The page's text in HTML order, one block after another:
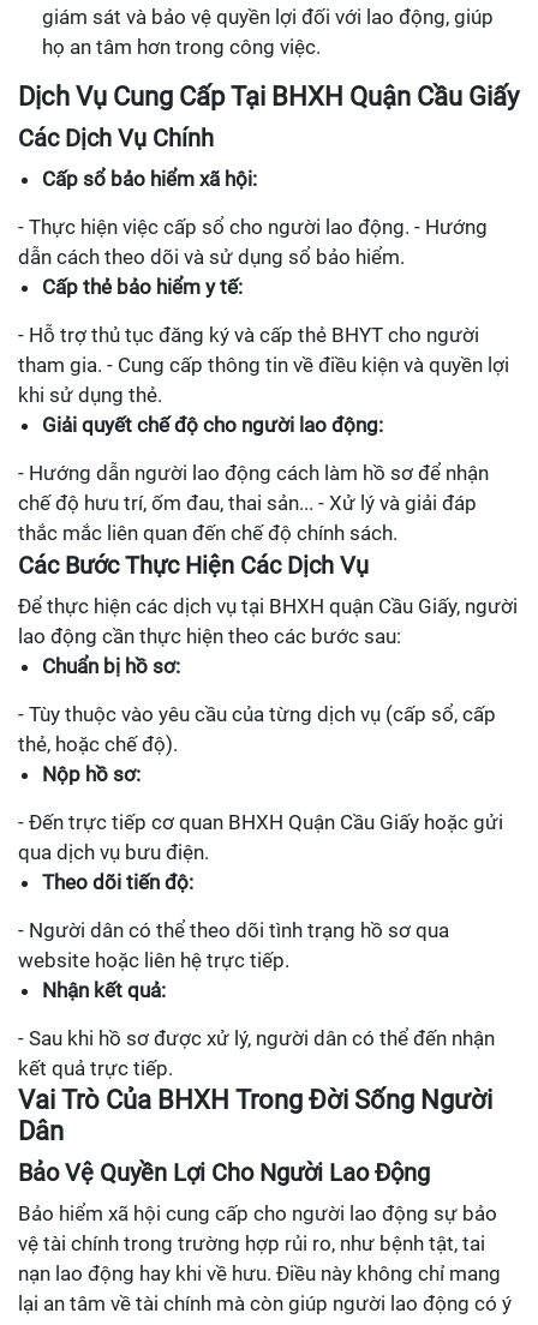
giám sát và bảo vệ quyền lợi đối với lao động, giúp
họ an tâm hơn trong công việc.
Dịch Vụ Cung Cấp Tại BHXH Quận Cầu Giấy
Các Dịch Vụ Chính
Cấp sổ bảo hiểm xã hội:
- Thực hiện việc cấp sổ cho người lao động. - Hướng
dẫn cách theo dõi và sử dụng sổ bảo hiểm.
Cấp thẻ bảo hiểm y tế:
- Hỗ trợ thủ tục đăng ký và cấp thẻ BHYT cho người
tham gia. - Cung cấp thông tin về điều kiện và quyền lợi
khi sử dụng thẻ.
Giải quyết chế độ cho người lao động:
- Hướng dẫn người lao động cách làm hồ sơ để nhận
chế độ hưu trí, ốm đau, thai sản... - Xử lý và giải đáp
thắc mắc liên quan đến chế độ chính sách.
Các Bước Thực Hiện Các Dịch Vụ
Để thực hiện các dịch vụ tại BHXH quận Cầu Giấy, người
lao động cần thực hiện theo các bước sau:
Chuẩn bị hồ sơ:
- Tùy thuộc vào yêu cầu của từng dịch vụ (cấp sổ, cấp
thẻ, hoặc chế độ).
Nộp hồ sơ:
- Đến trực tiếp cơ quan BHXH Quận Cầu Giấy hoặc gửi
qua dịch vụ bưu điện.
Theo dõi tiến độ:
- Người dân có thể theo dõi tình trạng hồ sơ qua
website hoặc liên hệ trực tiếp.
Nhận kết quả:
- Sau khi hồ sơ được xử lý, người dân có thể đến nhận
kết quả trực tiếp.
Vai Trò Của BHXH Trong Đời Sống Người
Dân
Bảo Vệ Quyền Lợi Cho Người Lao Động
Bảo hiểm xã hội cung cấp cho người lao động sự bảo
vệ tài chính trong trường hợp rủi ro, như bệnh tật, tai
nạn lao động hay khi về hưu. Điều này không chỉ mang
lại an tâm về tài chính mà còn giúp người lao động có ý